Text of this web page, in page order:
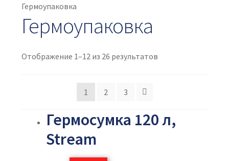
Гермоупаковка
Гермоупаковка
Отображение 1–12 из 26 результатов
1 2 3
Гермосумка 120 л,
Stream